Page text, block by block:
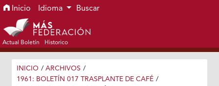
Ir al menú de navegación principal
Ir al contenido principal
Ir al pie de página del sitio
Inicio Idioma Buscar
Actual Boletín Historico
INICIO / ARCHIVOS /
1961: BOLETÍN 017 TRASPLANTE DE CAFÉ /